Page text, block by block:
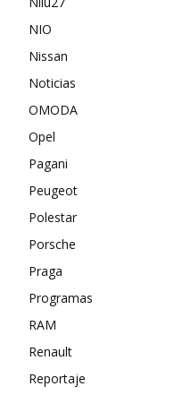
NIO
Nissan
Noticias
OMODA
Opel
Pagani
Peugeot
Polestar
Porsche
Praga
Programas
RAM
Renault
Reportaje